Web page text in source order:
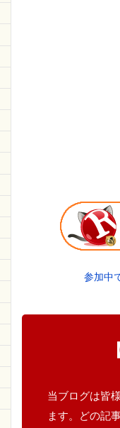
参加中
当ブログは皆
ます。どの記